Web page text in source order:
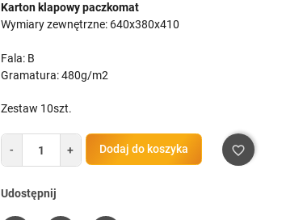
Karton klapowy paczkomat
Wymiary zewnętrzne: 640x380x410
Fala: B
Gramatura: 480g/m2
Zestaw 10szt.
- + Dodaj do koszyka favorite_border
Udostępnij